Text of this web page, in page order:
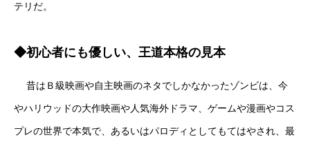
テリだ。
◆初心者にも優しい、王道本格の見本
昔はＢ級映画や自主映画のネタでしかなかったゾンビは、今
やハリウッドの大作映画や人気海外ドラマ、ゲームや漫画やコス
プレの世界で本気で、あるいはパロディとしてもてはやされ、最